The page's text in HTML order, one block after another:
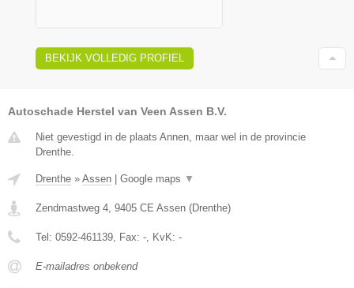
BEKIJK VOLLEDIG PROFIEL
Autoschade Herstel van Veen Assen B.V.
Niet gevestigd in de plaats Annen, maar wel in de provincie
Drenthe.
Drenthe » Assen | Google maps ▼
Zendmastweg 4 9405 CE Assen (Drenthe)
Tel: 0592-461139 , Fax: - , KvK: -
E-mailadres onbekend